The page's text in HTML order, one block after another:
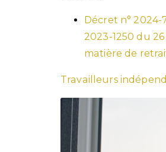
Décret n° 2024-
2023-1250 du
matière de
Travailleurs